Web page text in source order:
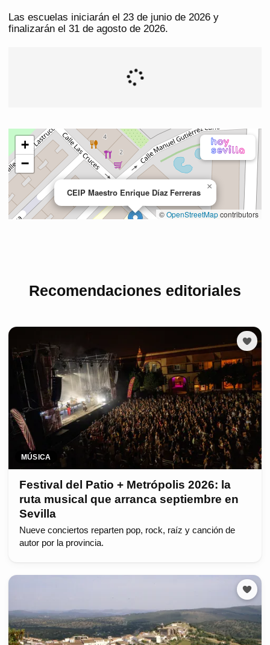
Las escuelas iniciarán el 23 de junio de 2026 y
finalizarán el 31 de agosto de 2026.
Recomendaciones editoriales
MÚSICA
Festival del Patio + Metrópolis 2026: la
ruta musical que arranca septiembre en
Sevilla
Nueve conciertos reparten pop, rock, raíz y canción de
autor por la provincia.